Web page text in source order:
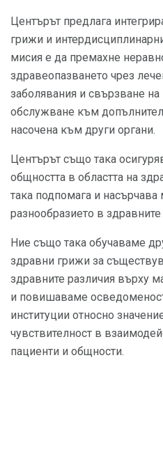
Центърът предлага
грижи и
мисия е да премахне
здравеопазването чрез
заболявания и свързване
обслужване към
насочена към други органи.
Центърът също така
общността в областта на
така подпомага и
разнообразието в
Ние също така обучаваме
здравни грижи за
здравните различия върху
и повишаваме
институции относно
чувствителност в
пациенти и общности.